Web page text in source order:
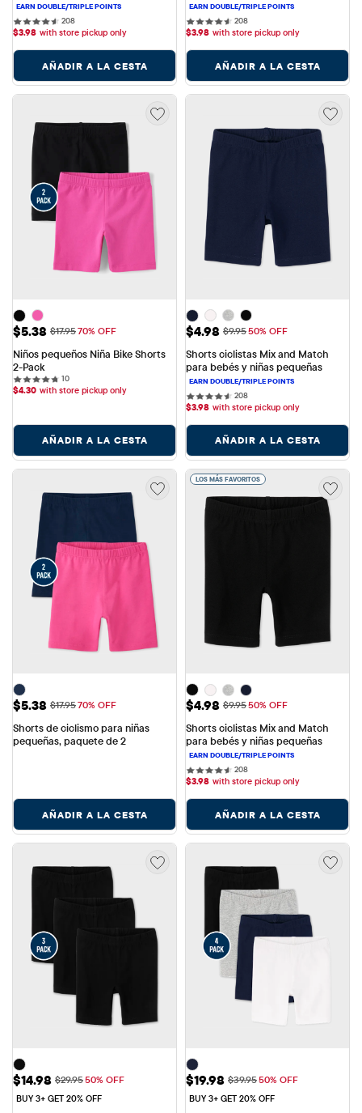
208208 reviews
$3.98 with store pickup only
AÑADIR A LA CESTA
208208 reviews
$3.98 with store pickup only
AÑADIR A LA CESTA
Precio de venta: $5.38
$5.38 Precio original: $17.95
$17.9570% OFF
Niños pequeños Niña Bike Shorts
2-Pack
1010 reviews
$4.30 with store pickup only
AÑADIR A LA CESTA
Precio de venta: $4.98
$4.98 Precio original: $9.95
$9.9550% OFF
Shorts ciclistas Mix and Match
para bebés y niñas pequeñas
208208 reviews
$3.98 with store pickup only
AÑADIR A LA CESTA
Precio de venta: $5.38
$5.38 Precio original: $17.95
$17.9570% OFF
Shorts de ciclismo para niñas
pequeñas, paquete de 2
AÑADIR A LA CESTA
LOS MÁS FAVORITOS
Precio de venta: $4.98
$4.98 Precio original: $9.95
$9.9550% OFF
Shorts ciclistas Mix and Match
para bebés y niñas pequeñas
208208 reviews
$3.98 with store pickup only
AÑADIR A LA CESTA
Precio de venta: $14.98
$14.98 Precio original: $29.95
$29.9550% OFF
BUY 3+ GET 20% OFF
Precio de venta: $19.98
$19.98 Precio original: $39.95
$39.9550% OFF
BUY 3+ GET 20% OFF